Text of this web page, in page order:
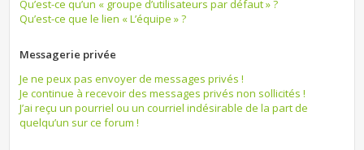
Qu’est-ce qu’un « groupe d’utilisateurs par défaut » ?
Qu’est-ce que le lien « L’équipe » ?
Messagerie privée
Je ne peux pas envoyer de messages privés !
Je continue à recevoir des messages privés non sollicités !
J’ai reçu un pourriel ou un courriel indésirable de la part de
quelqu’un sur ce forum !